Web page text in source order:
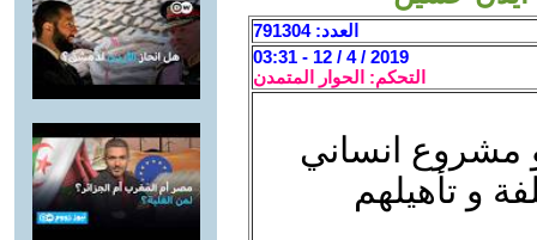
العدد: 791304
2019 / 4 / 12 - 03:31
التحكم: الحوار المتمدن
مشروع انساني
و تأهيلهم